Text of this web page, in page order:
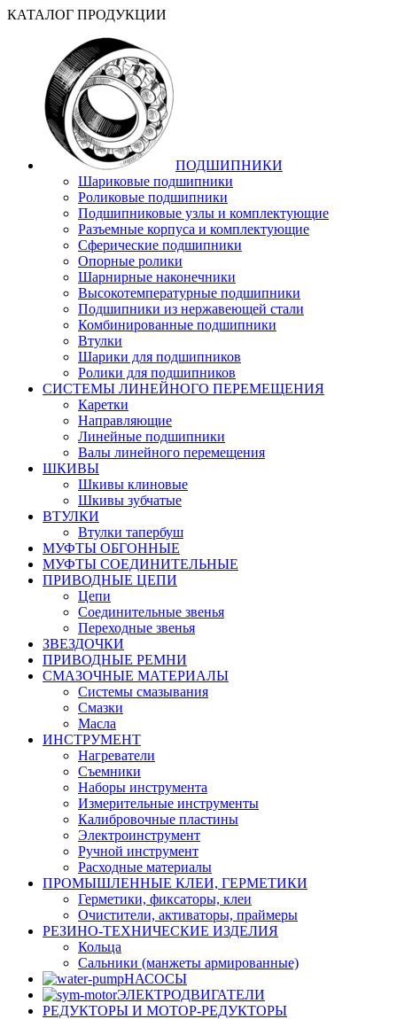
КАТАЛОГ ПРОДУКЦИИ
ПОДШИПНИКИ
Шариковые подшипники
Роликовые подшипники
Подшипниковые узлы и комплектующие
Разъемные корпуса и комплектующие
Сферические подшипники
Опорные ролики
Шарнирные наконечники
Высокотемпературные подшипники
Подшипники из нержавеющей стали
Комбинированные подшипники
Втулки
Шарики для подшипников
Ролики для подшипников
СИСТЕМЫ ЛИНЕЙНОГО ПЕРЕМЕЩЕНИЯ
Каретки
Направляющие
Линейные подшипники
Валы линейного перемещения
ШКИВЫ
Шкивы клиновые
Шкивы зубчатые
ВТУЛКИ
Втулки тапербуш
МУФТЫ ОБГОННЫЕ
МУФТЫ СОЕДИНИТЕЛЬНЫЕ
ПРИВОДНЫЕ ЦЕПИ
Цепи
Соединительные звенья
Переходные звенья
ЗВЕЗДОЧКИ
ПРИВОДНЫЕ РЕМНИ
СМАЗОЧНЫЕ МАТЕРИАЛЫ
Системы смазывания
Смазки
Масла
ИНСТРУМЕНТ
Нагреватели
Съемники
Наборы инструмента
Измерительные инструменты
Калибровочные пластины
Электроинструмент
Ручной инструмент
Расходные материалы
ПРОМЫШЛЕННЫЕ КЛЕИ, ГЕРМЕТИКИ
Герметики, фиксаторы, клеи
Очистители, активаторы, праймеры
РЕЗИНО-ТЕХНИЧЕСКИЕ ИЗДЕЛИЯ
Кольца
Сальники (манжеты армированные)
НАСОСЫ
ЭЛЕКТРОДВИГАТЕЛИ
РЕДУКТОРЫ И МОТОР-РЕДУКТОРЫ